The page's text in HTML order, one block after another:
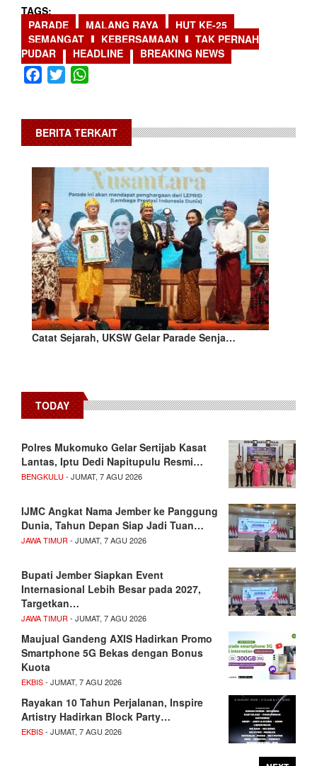
TAGS
PARADE
MALANG RAYA
HUT KE-25
SEMANGAT
KEBERSAMAAN
TAK PERNAH
PUDAR
HEADLINE BREAKING NEWS
Facebook
Twitter
BERITA TERKAIT
Catat Sejarah, UKSW Gelar Parade Senja…
TODAY
Polres Mukomuko Gelar Sertijab Kasat
Lantas, Iptu Dedi Napitupulu Resmi…
BENGKULU - JUMAT, 7 AGU 2026
IJMC Angkat Nama Jember ke Panggung
Dunia, Tahun Depan Siap Jadi Tuan…
JAWA TIMUR- JUMAT, 7 AGU 2026
Bupati Jember Siapkan Event
Internasional Lebih Besar pada 2027,
Targetkan…
JAWA TIMUR- JUMAT, 7 AGU 2026
Maujual Gandeng AXIS Hadirkan Promo
Smartphone 5G Bekas dengan Bonus
Kuota
EKBIS- JUMAT, 7 AGU 2026
Rayakan 10 Tahun Perjalanan, Inspire
Artistry Hadirkan Block Party…
EKBIS- JUMAT, 7 AGU 2026